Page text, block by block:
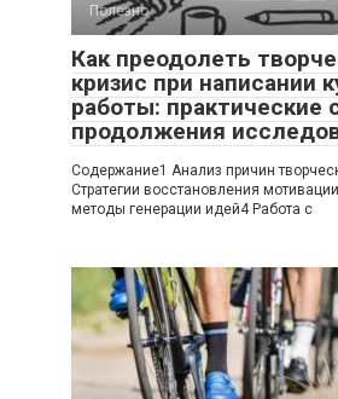
Полезно
Как преодолеть
кризис при написании
работы: практические
продолжения
Содержание1 Анализ причин
Стратегии восстановления
методы генерации идей4 Работа с